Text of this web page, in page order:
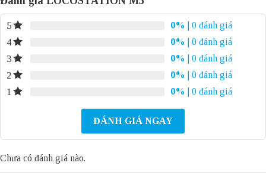
5 0%
| 0 đánh giá
4
0%
| 0 đánh giá
3
0%
| 0 đánh giá
2
0%
| 0 đánh giá
1
0% | 0 đánh giá
ĐÁNH GIÁ NGAY
Chưa có đánh giá nào.